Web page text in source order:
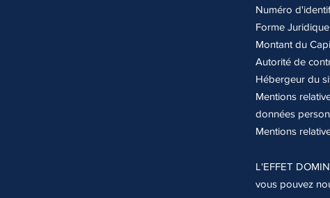
Numéro
Forme
Montant du
Autorité de
Hébergeur du
Mentions
données
Mentions
L'EFFET
vous pouvez